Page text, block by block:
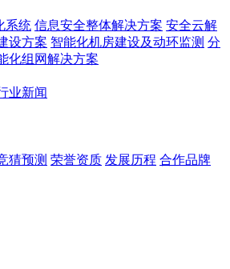
系统 信息安全整体解决方案 安全云解
设方案 智能化机房建设及动环监测 分
化组网解决方案
业新闻
猜预测 荣誉资质 发展历程 合作品牌